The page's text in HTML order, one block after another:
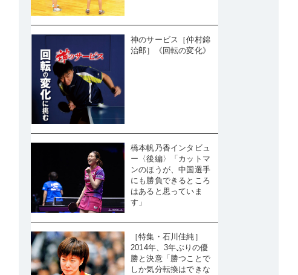
神のサービス［仲村錦
治郎］《回転の変化》
橋本帆乃香インタビュ
ー〈後編〉「カットマ
ンのほうが、中国選手
にも勝負できるところ
はあると思っていま
す」
［特集・石川佳純］
2014年、3年ぶりの優
勝と決意「勝つことで
しか気分転換はできな